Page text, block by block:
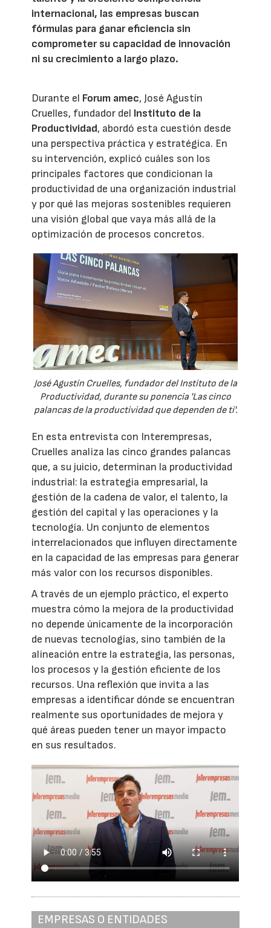
internacional, las empresas buscan
fórmulas para ganar eficiencia sin
comprometer su capacidad de innovación
ni su crecimiento a largo plazo.
Durante el Forum amec, José Agustín
Cruelles, fundador del Instituto de la
Productividad, abordó esta cuestión desde
una perspectiva práctica y estratégica. En
su intervención, explicó cuáles son los
principales factores que condicionan la
productividad de una organización industrial
y por qué las mejoras sostenibles requieren
una visión global que vaya más allá de la
optimización de procesos concretos.
José Agustín Cruelles, fundador del Instituto de la
Productividad, durante su ponencia 'Las cinco
palancas de la productividad que dependen de ti'.
En esta entrevista con Interempresas,
Cruelles analiza las cinco grandes palancas
que, a su juicio, determinan la productividad
industrial: la estrategia empresarial, la
gestión de la cadena de valor, el talento, la
gestión del capital y las operaciones y la
tecnología. Un conjunto de elementos
interrelacionados que influyen directamente
en la capacidad de las empresas para generar
más valor con los recursos disponibles.
A través de un ejemplo práctico, el experto
muestra cómo la mejora de la productividad
no depende únicamente de la incorporación
de nuevas tecnologías, sino también de la
alineación entre la estrategia, las personas,
los procesos y la gestión eficiente de los
recursos. Una reflexión que invita a las
empresas a identificar dónde se encuentran
realmente sus oportunidades de mejora y
qué áreas pueden tener un mayor impacto
en sus resultados.
EMPRESAS O ENTIDADES